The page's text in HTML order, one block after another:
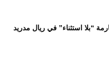
“بلا استثناء” في ريال مدريد